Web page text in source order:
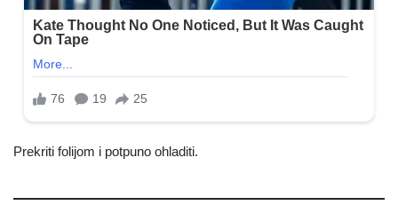
Prekriti folijom i potpuno ohladiti.